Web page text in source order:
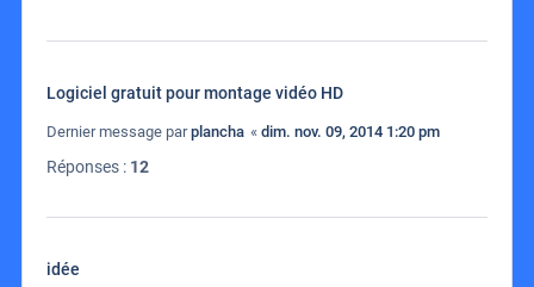
Logiciel gratuit pour montage vidéo HD
Dernier message parplancha « dim. nov. 09, 2014 1:20 pm
Réponses : 12
idée